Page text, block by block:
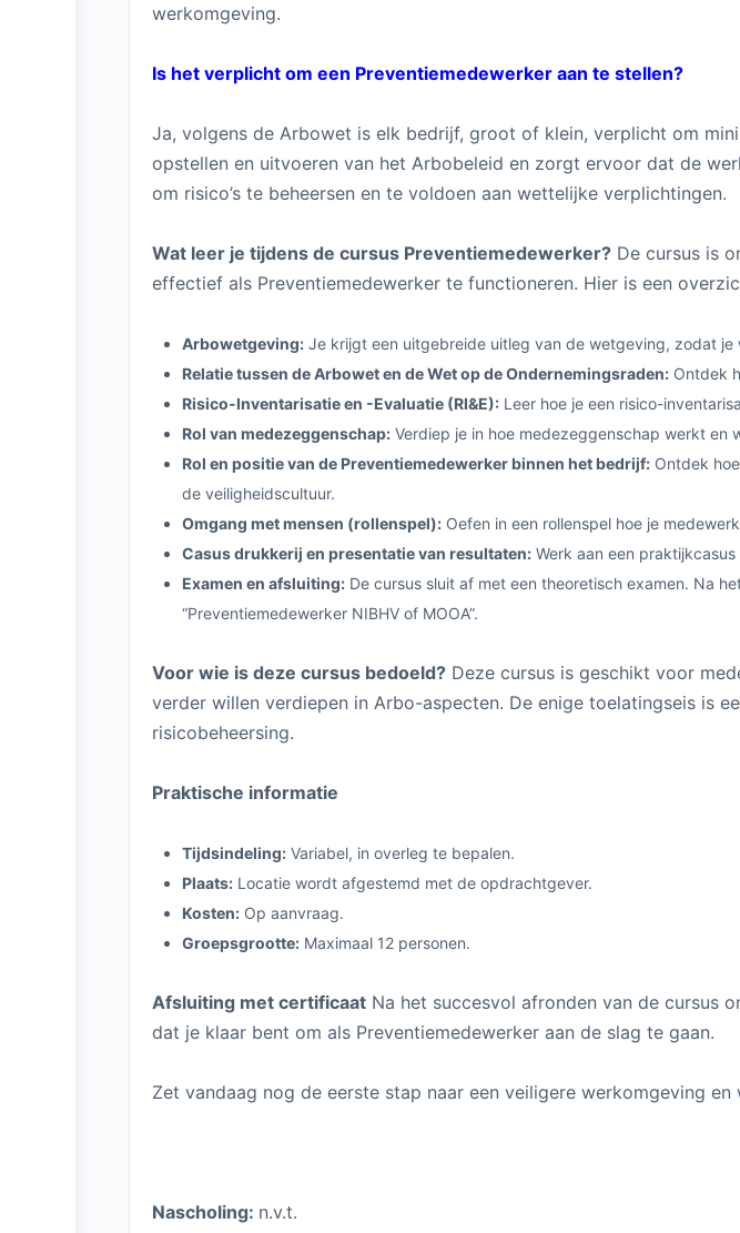
werkomgeving.
Is het verplicht om een Preventiemedewerker aan te stellen?
Ja, volgens de Arbowet is elk bedrijf, groot of klein, verplicht om
opstellen en uitvoeren van het Arbobeleid en zorgt ervoor dat de
om risico’s te beheersen en te voldoen aan wettelijke verplichtingen.
Wat leer je tijdens de cursus Preventiemedewerker? De cursus is
effectief als Preventiemedewerker te functioneren. Hier is een
Arbowetgeving: Je krijgt een uitgebreide uitleg van de wetgeving, zodat
Relatie tussen de Arbowet en de Wet op de Ondernemingsraden: Ontdek
Risico-Inventarisatie en -Evaluatie (RI&E): Leer hoe je een risico-
Rol van medezeggenschap: Verdiep je in hoe medezeggenschap werkt
Rol en positie van de Preventiemedewerker binnen het bedrijf: Ontdek
de veiligheidscultuur.
Omgang met mensen (rollenspel): Oefen in een rollenspel hoe je
Casus drukkerij en presentatie van resultaten: Werk aan een
Examen en afsluiting: De cursus sluit af met een theoretisch examen. Na
“Preventiemedewerker NIBHV of MOOA”.
Voor wie is deze cursus bedoeld? Deze cursus is geschikt voor
verder willen verdiepen in Arbo-aspecten. De enige toelatingseis is
risicobeheersing.
Praktische informatie
Tijdsindeling: Variabel, in overleg te bepalen.
Plaats: Locatie wordt afgestemd met de opdrachtgever.
Kosten: Op aanvraag.
Groepsgrootte: Maximaal 12 personen.
Afsluiting met certificaat Na het succesvol afronden van de cursus
dat je klaar bent om als Preventiemedewerker aan de slag te gaan.
Zet vandaag nog de eerste stap naar een veiligere werkomgeving
Nascholing: n.v.t.